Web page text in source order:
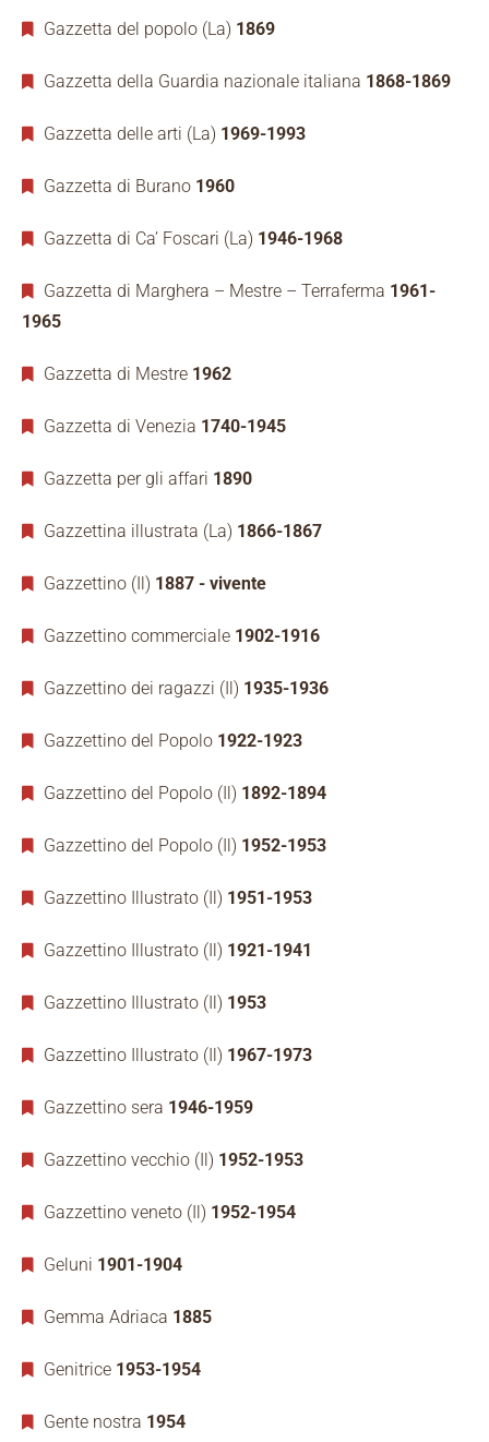
Gazzetta del popolo (La) 1869
Gazzetta della Guardia nazionale italiana 1868-1869
Gazzetta delle arti (La) 1969-1993
Gazzetta di Burano 1960
Gazzetta di Ca’ Foscari (La) 1946-1968
Gazzetta di Marghera – Mestre – Terraferma 1961-
1965
Gazzetta di Mestre 1962
Gazzetta di Venezia 1740-1945
Gazzetta per gli affari 1890
Gazzettina illustrata (La) 1866-1867
Gazzettino (Il) 1887 - vivente
Gazzettino commerciale 1902-1916
Gazzettino dei ragazzi (Il) 1935-1936
Gazzettino del Popolo 1922-1923
Gazzettino del Popolo (Il) 1892-1894
Gazzettino del Popolo (Il) 1952-1953
Gazzettino Illustrato (Il) 1951-1953
Gazzettino Illustrato (Il) 1921-1941
Gazzettino Illustrato (Il) 1953
Gazzettino Illustrato (Il) 1967-1973
Gazzettino sera 1946-1959
Gazzettino vecchio (Il) 1952-1953
Gazzettino veneto (Il) 1952-1954
Geluni 1901-1904
Gemma Adriaca 1885
Genitrice 1953-1954
Gente nostra 1954